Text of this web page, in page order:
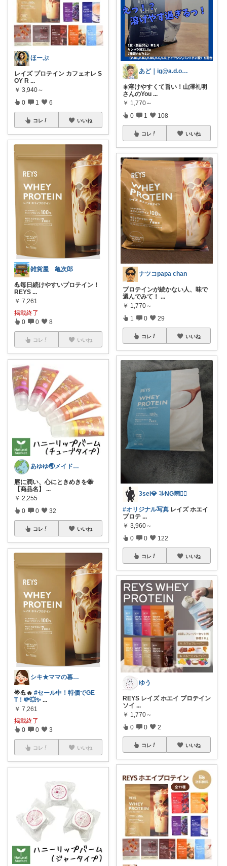
ほーぷ
レイズ プロテイン カフェオレ S
OY R ...
￥ 3,940～
0 1 6
コレ いいね
雑貨屋 亀次郎
💪毎日続けやすいプロテイン！
REYS ...
￥ 7,261
掲載終了
0 0 8
コレ いいね
あゆゆ🌏メイドインジャパン応援中
唇に潤い、心にときめきを🐝
【商品名】 ...
￥ 2,255
0 0 32
コレ いいね
シキ★ママの暮らし、キッズ
🌟💪🔥 #セール中！特価でGE
T！💸💥✨ ...
￥ 7,261
掲載終了
0 0 3
コレ いいね
あど｜ig@a.d.o_protein
☀️溶けやすくて旨い！山澤礼明
さんのYou ...
￥ 1,770～
0 1 108
コレ いいね
ナツコpapa chan
プロテインが続かない人、味で
選んでみて！ ...
￥ 1,770～
1 0 29
コレ いいね
3sei💎 ｺﾚNG🈲🙅‍♀️
#オリジナル写真 レイズ ホエイ
プロテ ...
￥ 3,960～
0 0 122
コレ いいね
ゆう
REYS レイズ ホエイ プロテイン
ソイ ...
￥ 1,770～
0 0 2
コレ いいね